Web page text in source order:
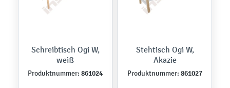
Schreibtisch Ogi W,
weiß
Produktnummer: 861024
Stehtisch Ogi W,
Akazie
Produktnummer: 861027